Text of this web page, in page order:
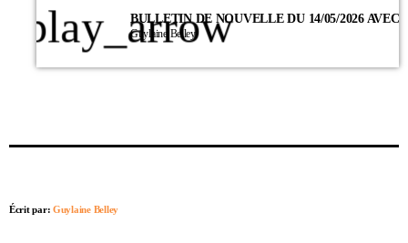
play_arrow
Guylaine Belley
Écrit par:Guylaine Belley